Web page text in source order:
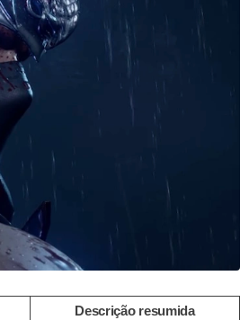
Descrição resumida